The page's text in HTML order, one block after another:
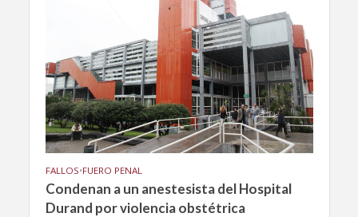
FALLOS•FUERO PENAL
Condenan a un anestesista del Hospital
Durand por violencia obstétrica